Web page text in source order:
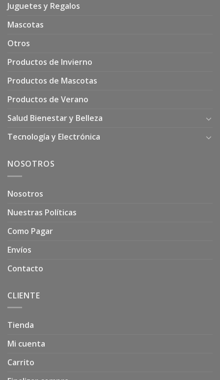
Juguetes y Regalos
Mascotas
Otros
Productos de Invierno
Productos de Mascotas
Productos de Verano
Salud Bienestar y Belleza
Tecnología y Electrónica
NOSOTROS
Nosotros
Nuestras Políticas
Como Pagar
Envíos
Contacto
CLIENTE
Tienda
Mi cuenta
Carrito